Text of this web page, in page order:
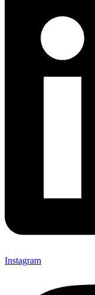
Instagram